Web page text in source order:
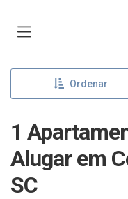
Ordenar
1
Alugar em
SC